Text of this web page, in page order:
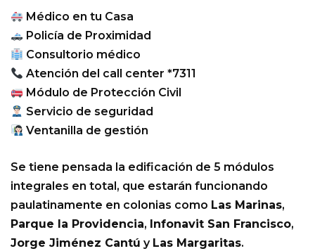
Médico en tu Casa
Policía de Proximidad
Consultorio médico
Atención del call center *7311
Módulo de Protección Civil
Servicio de seguridad
Ventanilla de gestión
Se tiene pensada la edificación de 5 módulos
integrales en total, que estarán funcionando
paulatinamente en colonias como Las Marinas,
Parque la Providencia, Infonavit San Francisco,
Jorge Jiménez Cantú y Las Margaritas.